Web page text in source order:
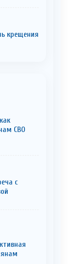
крещения
СВО
с